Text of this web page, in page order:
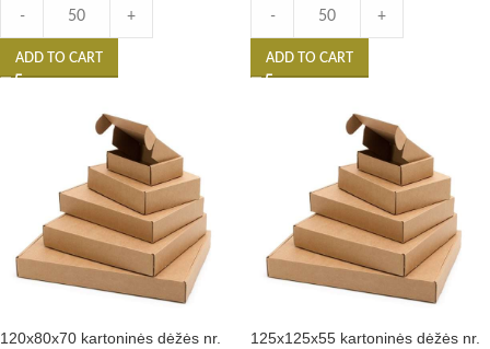
- +
ADD TO CART
- +
ADD TO CART
120x80x70 kartoninės dėžės nr.
125x125x55 kartoninės dėžės nr.